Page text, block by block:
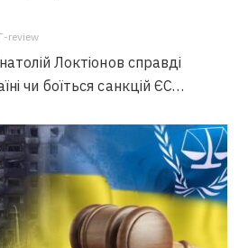
review
Локтіонов справді
чи боїться санкцій ЄС…